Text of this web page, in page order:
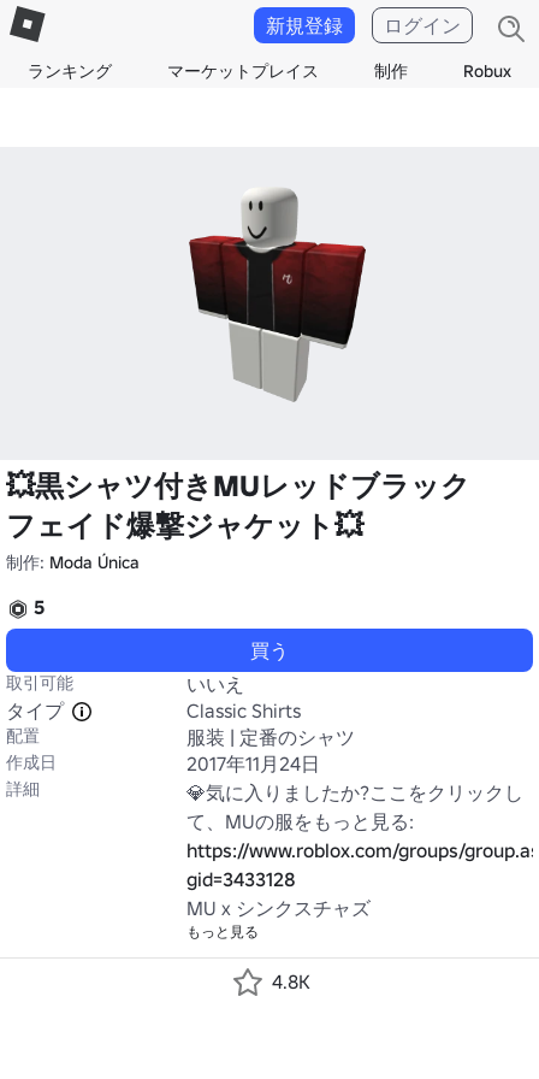
ランキング マーケットプレイス 制作 Robux
新規登録 ログイン
💥黒シャツ付きMUレッドブラック
フェイド爆撃ジャケット💥
制作: Moda Única
5
買う
取引可能
いいえ
タイプ
Classic Shirts
配置 服装 | 定番のシャツ
作成日 2017年11月24日
詳細
💎気に入りましたか?ここをクリックし
https://www.roblox.com/groups/
gid=3433128
MU x シンクスチャズ
もっと見る
4.8K